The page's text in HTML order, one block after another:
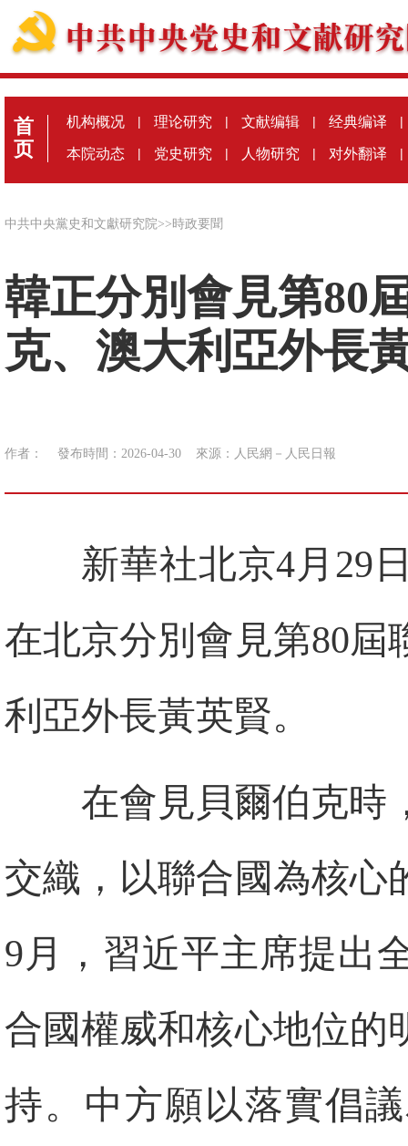
首
页
机构概况 | 理论研究 | 文献编辑 | 经典编译 |
本院动态 | 党史研究 | 人物研究 | 对外翻译 |
中共中央黨史和文獻研究院>>時政要聞
韓正分別會見第80
克、澳大利亞外長
作者： 發布時間：2026-04-30 來源： 人民網－人民日報
新華社北京4月29
在北京分別會見第80屆
利亞外長黃英賢。
在會見貝爾伯克時
交織，以聯合國為核心
9月，習近平主席提出
合國權威和核心地位的
持。中方願以落實倡